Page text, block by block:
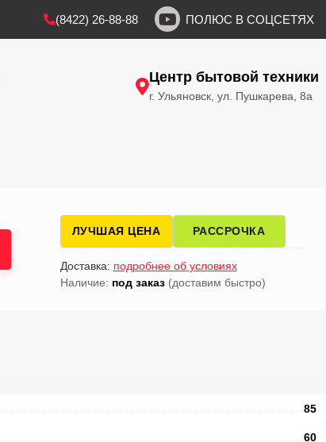
(8422) 26-88-88 ПОЛЮС В СОЦСЕТЯХ
Центр бытовой техники
г. Ульяновск, ул. Пушкарева, 8а
ЛУЧШАЯ ЦЕНА РАССРОЧКА
Доставка: подробнее об условиях
Наличие: под заказ(доставим быстро)
85
60